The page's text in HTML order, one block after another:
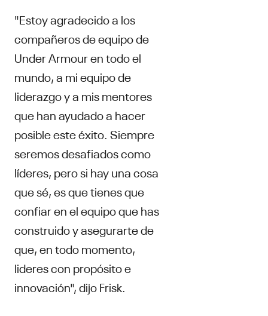
"Estoy agradecido a los
compañeros de equipo de
Under Armour en todo el
mundo, a mi equipo de
liderazgo y a mis mentores
que han ayudado a hacer
posible este éxito. Siempre
seremos desafiados como
líderes, pero si hay una cosa
que sé, es que tienes que
confiar en el equipo que has
construido y asegurarte de
que, en todo momento,
lideres con propósito e
innovación", dijo Frisk.